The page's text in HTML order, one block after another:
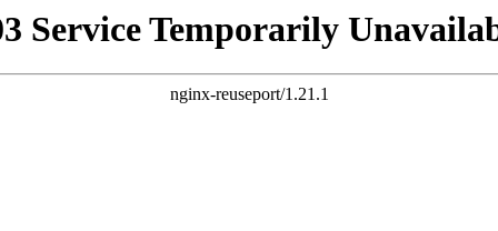
Service Temporarily
nginx-reuseport/1.21.1